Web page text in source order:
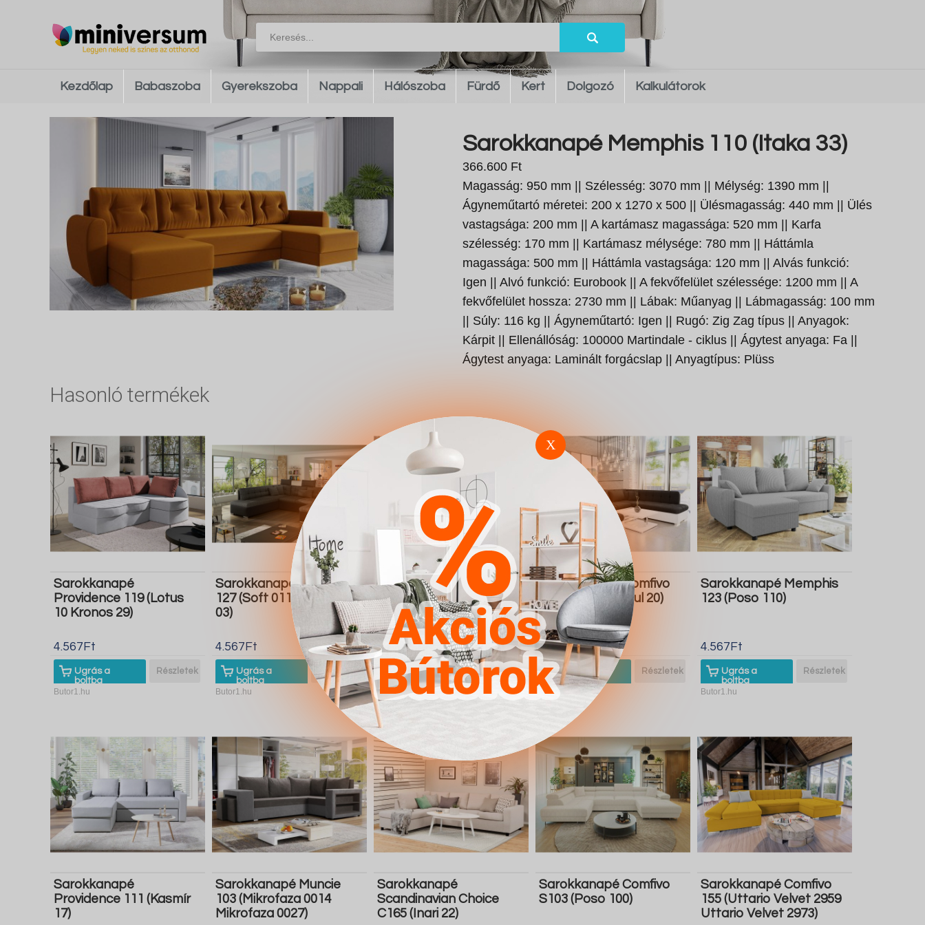
Kezdőlap Babaszoba Gyerekszoba Nappali Hálószoba Fürdő Kert Dolgozó Kalkulátorok
Sarokkanapé Memphis 110 (Itaka 33)
366.600 Ft
Magasság: 950 mm || Szélesség: 3070 mm || Mélység: 1390 mm ||
Ágyneműtartó méretei: 200 x 1270 x 500 || Ülésmagasság: 440 mm || Ülés
vastagsága: 200 mm || A kartámasz magassága: 520 mm || Karfa
szélesség: 170 mm || Kartámasz mélysége: 780 mm || Háttámla
magassága: 500 mm || Háttámla vastagsága: 120 mm || Alvás funkció:
Igen || Alvó funkció: Eurobook || A fekvőfelület szélessége: 1200 mm || A
fekvőfelület hossza: 2730 mm || Lábak: Műanyag || Lábmagasság: 100 mm
|| Súly: 116 kg || Ágyneműtartó: Igen || Rugó: Zig Zag típus || Anyagok:
Kárpit || Ellenállóság: 100000 Martindale - ciklus || Ágytest anyaga: Fa ||
Ágytest anyaga: Laminált forgácslap || Anyagtípus: Plüss
Hasonló termékek
Sarokkanapé
Providence 119 (Lotus
10 Kronos 29)
4.567Ft
Ugrás a
boltba
Részletek
Butor1.hu
Sarokkanapé Comfivo
127 (Soft 011 Majorka
03)
4.567Ft
Ugrás a
boltba
Részletek
Butor1.hu
Sarokkanapé Carlsbad
115 (Manila 26)
4.567Ft
Ugrás a
boltba
Részletek
Butor1.hu
Sarokkanapé Comfivo
128 (Soft 017 Soul 20)
4.567Ft
Ugrás a
boltba
Részletek
Butor1.hu
Sarokkanapé Memphis
123 (Poso 110)
4.567Ft
Ugrás a
boltba
Részletek
Butor1.hu
Sarokkanapé
Providence 111 (Kasmír
17)
Sarokkanapé Muncie
103 (Mikrofaza 0014
Mikrofaza 0027)
Sarokkanapé
Scandinavian Choice
C165 (Inari 22)
Sarokkanapé Comfivo
S103 (Poso 100)
Sarokkanapé Comfivo
155 (Uttario Velvet 2959
Uttario Velvet 2973)
X